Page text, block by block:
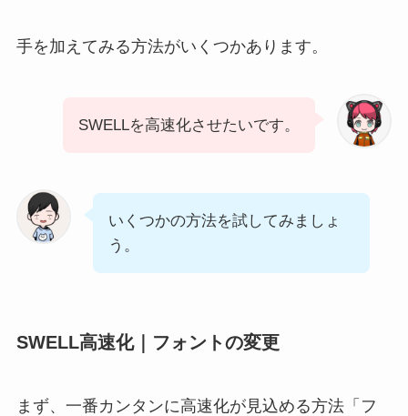
手を加えてみる方法がいくつかあります。
SWELLを高速化させたいです。
いくつかの方法を試してみましょ
う。
SWELL高速化｜フォントの変更
まず、一番カンタンに高速化が見込める方法「フ